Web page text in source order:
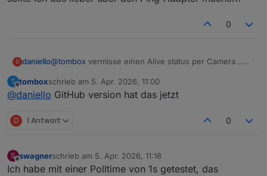
0
D daniello@tombox vermisse einen Alive status per Camera ..
T
Offline
tomboxschrieb am 5. Apr. 2026, 11:00
zuletzt editiert von
@daniello GitHub version hat das jetzt
D 1 Antwort 0
S
Offline
swagnerschrieb am 5. Apr. 2026, 11:18
zuletzt editiert von
Ich habe mit einer Polltime von 1s getestet, das